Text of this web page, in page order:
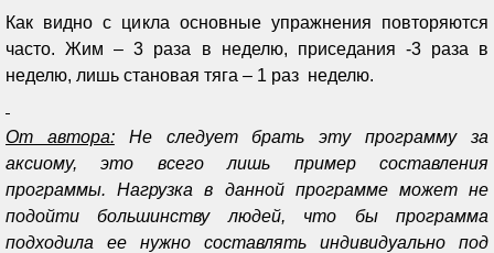
Как видно с цикла основные упражнения повторяются
часто. Жим – 3 раза в неделю, приседания -3 раза в
неделю, лишь становая тяга – 1 раз неделю.
От автора:Не следует брать эту программу за
аксиому, это всего лишь пример составления
программы. Нагрузка в данной программе может не
подойти большинству людей, что бы программа
подходила ее нужно составлять индивидуально под